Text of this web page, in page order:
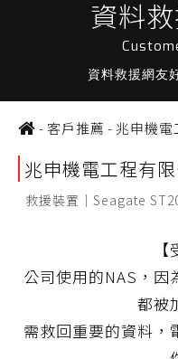
資料
資料救援網友
-客戶推薦 -兆申機電
兆申機電工程有
救援裝置｜Seagate
公司使用的NAS，因
都被
需救回重要的資料，